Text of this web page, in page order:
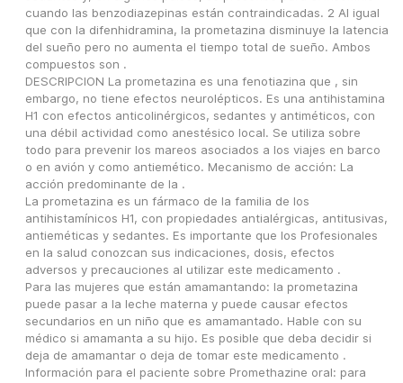
cuando las benzodiazepinas están contraindicadas. 2 Al igual
que con la difenhidramina, la prometazina disminuye la latencia
del sueño pero no aumenta el tiempo total de sueño. Ambos
compuestos son .
DESCRIPCION La prometazina es una fenotiazina que , sin
embargo, no tiene efectos neurolépticos. Es una antihistamina
H1 con efectos anticolinérgicos, sedantes y antiméticos, con
una débil actividad como anestésico local. Se utiliza sobre
todo para prevenir los mareos asociados a los viajes en barco
o en avión y como antiemético. Mecanismo de acción: La
acción predominante de la .
La prometazina es un fármaco de la familia de los
antihistamínicos H1, con propiedades antialérgicas, antitusivas,
antieméticas y sedantes. Es importante que los Profesionales
en la salud conozcan sus indicaciones, dosis, efectos
adversos y precauciones al utilizar este medicamento .
Para las mujeres que están amamantando: la prometazina
puede pasar a la leche materna y puede causar efectos
secundarios en un niño que es amamantado. Hable con su
médico si amamanta a su hijo. Es posible que deba decidir si
deja de amamantar o deja de tomar este medicamento .
Información para el paciente sobre Promethazine oral: para